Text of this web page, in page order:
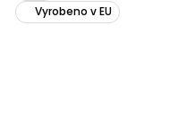
Vyrobeno v EU